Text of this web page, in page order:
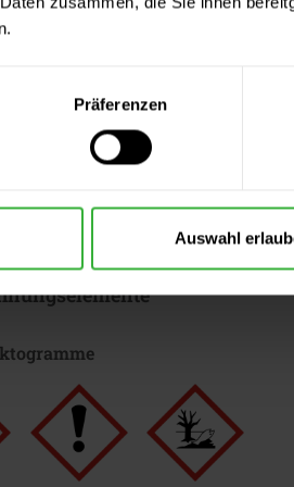
Präferenzen
Auswahl
(PDF)
Merkblatt (PDF)